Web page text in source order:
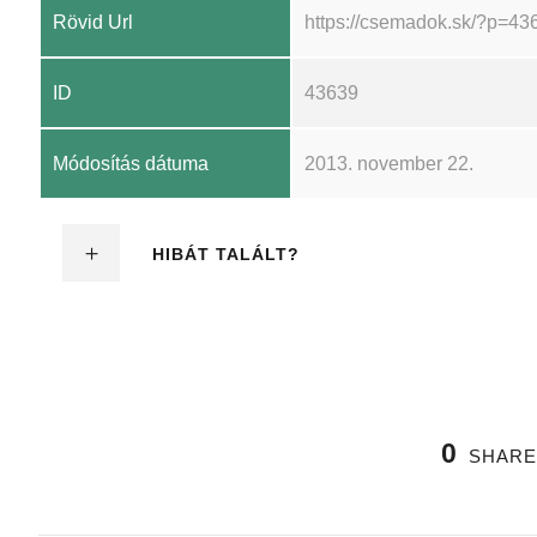
Rövid Url https://csemadok.sk/
ID 43639
Módosítás dátuma 2013. november 22.
HIBÁT TALÁLT?
0